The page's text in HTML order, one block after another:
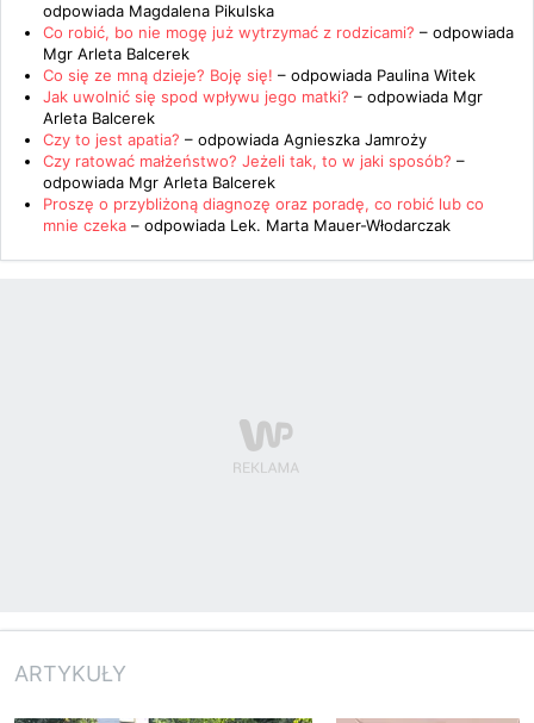
odpowiada Magdalena Pikulska
Co robić, bo nie mogę już wytrzymać z rodzicami? – odpowiada
Mgr Arleta Balcerek
Co się ze mną dzieje? Boję się! – odpowiada Paulina Witek
Jak uwolnić się spod wpływu jego matki? – odpowiada Mgr
Arleta Balcerek
Czy to jest apatia? – odpowiada Agnieszka Jamroży
Czy ratować małżeństwo? Jeżeli tak, to w jaki sposób? –
odpowiada Mgr Arleta Balcerek
Proszę o przybliżoną diagnozę oraz poradę, co robić lub co
mnie czeka – odpowiada Lek. Marta Mauer-Włodarczak
ARTYKUŁY